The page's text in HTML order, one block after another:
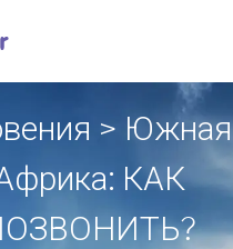
> Южная
КАК